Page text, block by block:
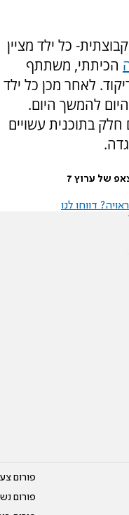
כל ילד מציין
הכיתתי, משתתף
לאחר מכן כל ילד
להמשך היום.
בתוכנית עשויים
של ערוץ 7
דווחו לנו
פורום
פורום